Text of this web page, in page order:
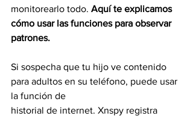
monitorearlo todo. Aquí te explicamos
cómo usar las funciones para observar
patrones.
Si sospecha que tu hijo ve contenido
para adultos en su teléfono, puede usar
la función de
historial de internet. Xnspy registra